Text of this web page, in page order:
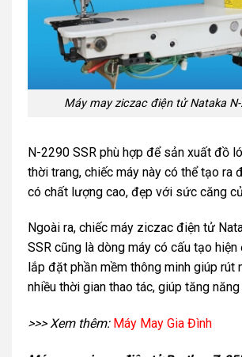
Máy may ziczac điện tử Nataka N-
N-2290 SSR phù hợp để sản xuất đồ
thời trang, chiếc máy này có thể tạo ra
có chất lượng cao, đẹp với sức căng
Ngoài ra, chiếc máy ziczac điện tử
SSR cũng là dòng máy có cấu tạo
lắp đặt phần mềm thông minh giúp rút
nhiều thời gian thao tác, giúp tăng
>>> Xem thêm: Máy May Gia Đình